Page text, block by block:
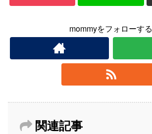
mommyをフォローする
関連記事